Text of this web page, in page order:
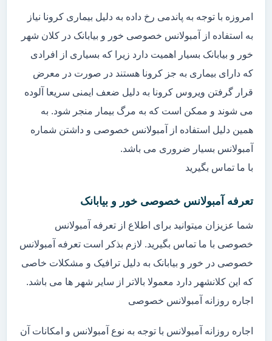
امروزه با توجه به پاندمی رخ داده به دلیل بیماری کرونا نیاز
به استفاده از آمبولانس خصوصی خور و بیابانک در کلان شهر
خور و بیابانک بسیار اهمیت دارد زیرا که بسیاری از افرادی
که دارای بیماری به جز کرونا هستند در صورت در معرض
قرار گرفتن ویروس کرونا به دلیل ضعف ایمنی سریعا آلوده
می شوند و ممکن است که به مرگ بیمار منجر شود. به
همین دلیل استفاده از آمبولانس خصوصی و داشتن شماره
آمبولانس بسیار ضروری می باشد.
با ما تماس بگیرید
تعرفه آمبولانس خصوصی خور و بیابانک
شما عزیزان میتوانید برای اطلاع از تعرفه آمبولانس
خصوصی با ما تماس بگیرید. لازم بذکر است تعرفه آمبولانس
خصوصی در خور و بیابانک به دلیل ترافیک و مشکلات خاصی
که این کلانشهر دارد معمولا بالاتر از سایر شهر ها می باشد.
اجاره روزانه آمبولانس خصوصی
اجاره روزانه آمبولانس با توجه به نوع آمبولانس و امکانات آن